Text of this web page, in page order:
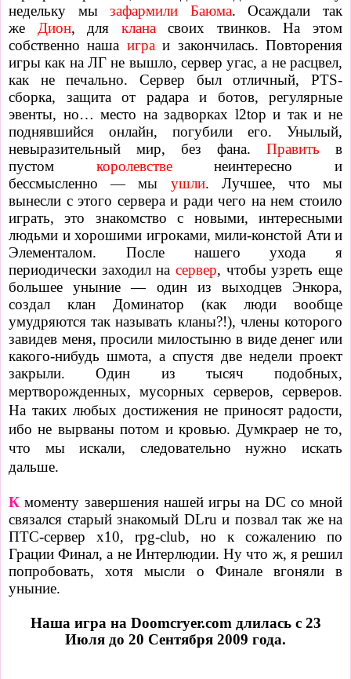
недельку мы
зафармили Баюма. Осаждали так
же
Дион, для клана
своих твинков. На этом
собственно наша игра и закончилась. Повторения
игры как на ЛГ не вышло, сервер угас, а не расцвел,
как не печально. Сервер был отличный, PTS-
сборка, защита от радара и ботов, регулярные
эвенты, но… место на задворках l2top и так и не
поднявшийся онлайн, погубили его. Унылый,
невыразительный мир, без фана. Править
в
пустом
королевстве
неинтересно и
бессмысленно—мы ушли. Лучшее, что мы
вынесли с этого сервера и ради чего на нем стоило
играть, это знакомство с новыми, интересными
людьми и хорошими игроками, мили-констой Ати и
Элементалом. После нашего ухода я
периодически заходил насервер, чтобы узреть еще
большее уныние— один из выходцев Энкора,
создал клан Доминатор (как люди вообще
умудряются так называть кланы?!), члены которого
завидев меня, просили милостыню в виде денег или
какого-нибудь шмота, а спустя две недели проект
закрыли. Один из тысяч подобных,
мертворожденных, мусорных серверов, серверов.
На таких любых достижения не приносят радости,
ибо не вырваны потом и кровью. Думкраер не то,
что мы искали, следовательно нужно искать
дальше.
К моменту завершения нашей игры на DC со мной
связался старый знакомый DLru и позвал так же на
ПТС-сервер х10, rpg-club, но к сожалению по
Грации Финал, а не Интерлюдии. Ну что ж, я решил
попробовать, хотя мысли о Финале вгоняли в
уныние.
Наша игра на Doomcryer.com длилась с 23
Июля до 20 Сентября 2009 года.